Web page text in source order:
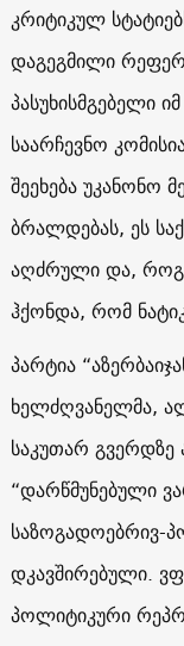
კრიტიკულ
დაგეგმილი
პასუხისმგებელი
საარჩევნო
შეეხება უკანონო
ბრალდებას, ეს
აღძრული და,
ჰქონდა, რომ
პარტია
ხელძღვანელმა,
საკუთარ გვერდზე
“დარწმუნებული
საზოგადოებრივ-
დკავშირებული.
პოლიტიკური